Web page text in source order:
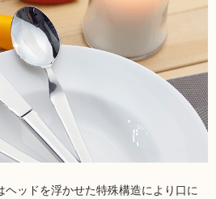
ヘッドを浮かせた特殊構造により口に